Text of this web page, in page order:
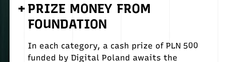
+PRIZE MONEY FROM
FOUNDATION
In each category, a cash prize of PLN 500
funded by Digital Poland awaits the